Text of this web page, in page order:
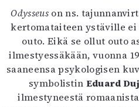
Tilaus ja
Odysseus on ns.
kertomataiteen ystäville
outo. Eikä se ollut outo
ilmestyessäkään, vuonna
saaneensa psykologisen
symbolistin Eduard
ilmestyneestä romaanista